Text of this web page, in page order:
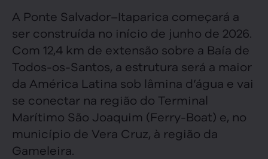
A Ponte Salvador–Itaparica começará a
ser construída no início de junho de 2026.
Com 12,4 km de extensão sobre a Baía de
Todos-os-Santos, a estrutura será a maior
da América Latina sob lâmina d’água e vai
se conectar na região do Terminal
Marítimo São Joaquim (Ferry-Boat) e, no
município de Vera Cruz, à região da
Gameleira.